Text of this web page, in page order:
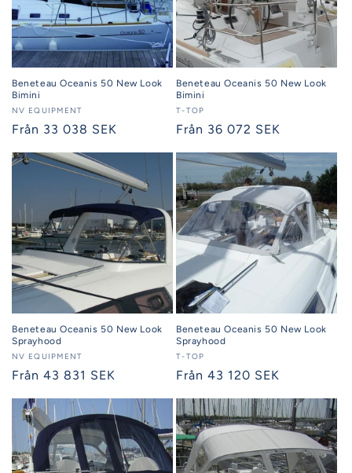
Beneteau Oceanis 50 New Look
Bimini
Säljare:
NV EQUIPMENT
Ordinarie
Från 33 038 SEK
Beneteau Oceanis 50 New Look
Bimini
Säljare:
T-TOP
Ordinarie
Från 36 072 SEK
Beneteau Oceanis 50 New Look
Sprayhood
Säljare:
NV EQUIPMENT
Ordinarie
Från 43 831 SEK
Beneteau Oceanis 50 New Look
Sprayhood
Säljare:
T-TOP
Ordinarie
Från 43 120 SEK